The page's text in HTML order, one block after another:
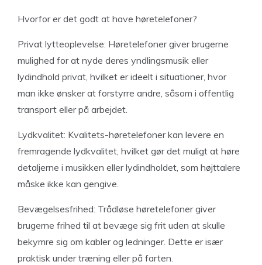
Hvorfor er det godt at have høretelefoner?
Privat lytteoplevelse: Høretelefoner giver brugerne
mulighed for at nyde deres yndlingsmusik eller
lydindhold privat, hvilket er ideelt i situationer, hvor
man ikke ønsker at forstyrre andre, såsom i offentlig
transport eller på arbejdet.
Lydkvalitet: Kvalitets-høretelefoner kan levere en
fremragende lydkvalitet, hvilket gør det muligt at høre
detaljerne i musikken eller lydindholdet, som højttalere
måske ikke kan gengive.
Bevægelsesfrihed: Trådløse høretelefoner giver
brugerne frihed til at bevæge sig frit uden at skulle
bekymre sig om kabler og ledninger. Dette er især
praktisk under træning eller på farten.